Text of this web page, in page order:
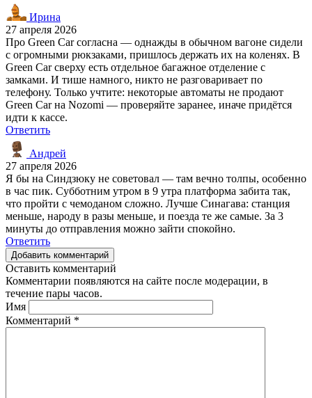
Ирина
27 апреля 2026
Про Green Car согласна — однажды в обычном вагоне сидели
с огромными рюкзаками, пришлось держать их на коленях. В
Green Car сверху есть отдельное багажное отделение с
замками. И тише намного, никто не разговаривает по
телефону. Только учтите: некоторые автоматы не продают
Green Car на Nozomi — проверяйте заранее, иначе придётся
идти к кассе.
Ответить
Андрей
27 апреля 2026
Я бы на Синдзюку не советовал — там вечно толпы, особенно
в час пик. Субботним утром в 9 утра платформа забита так,
что пройти с чемоданом сложно. Лучше Синагава: станция
меньше, народу в разы меньше, и поезда те же самые. За 3
минуты до отправления можно зайти спокойно.
Ответить
Добавить комментарий
Оставить комментарий
Комментарии появляются на сайте после модерации, в
течение пары часов.
Имя
Комментарий *